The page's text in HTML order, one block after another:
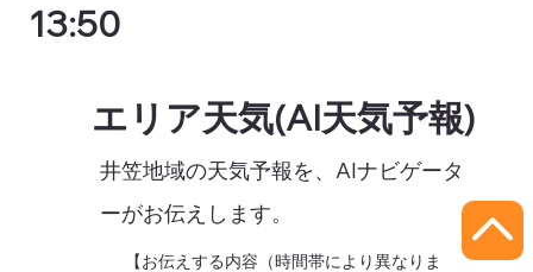
13:50
エリア天気(AI天気予報)
井笠地域の天気予報を、AIナビゲータ
ーがお伝えします。
【お伝えする内容（時間帯により異なりま